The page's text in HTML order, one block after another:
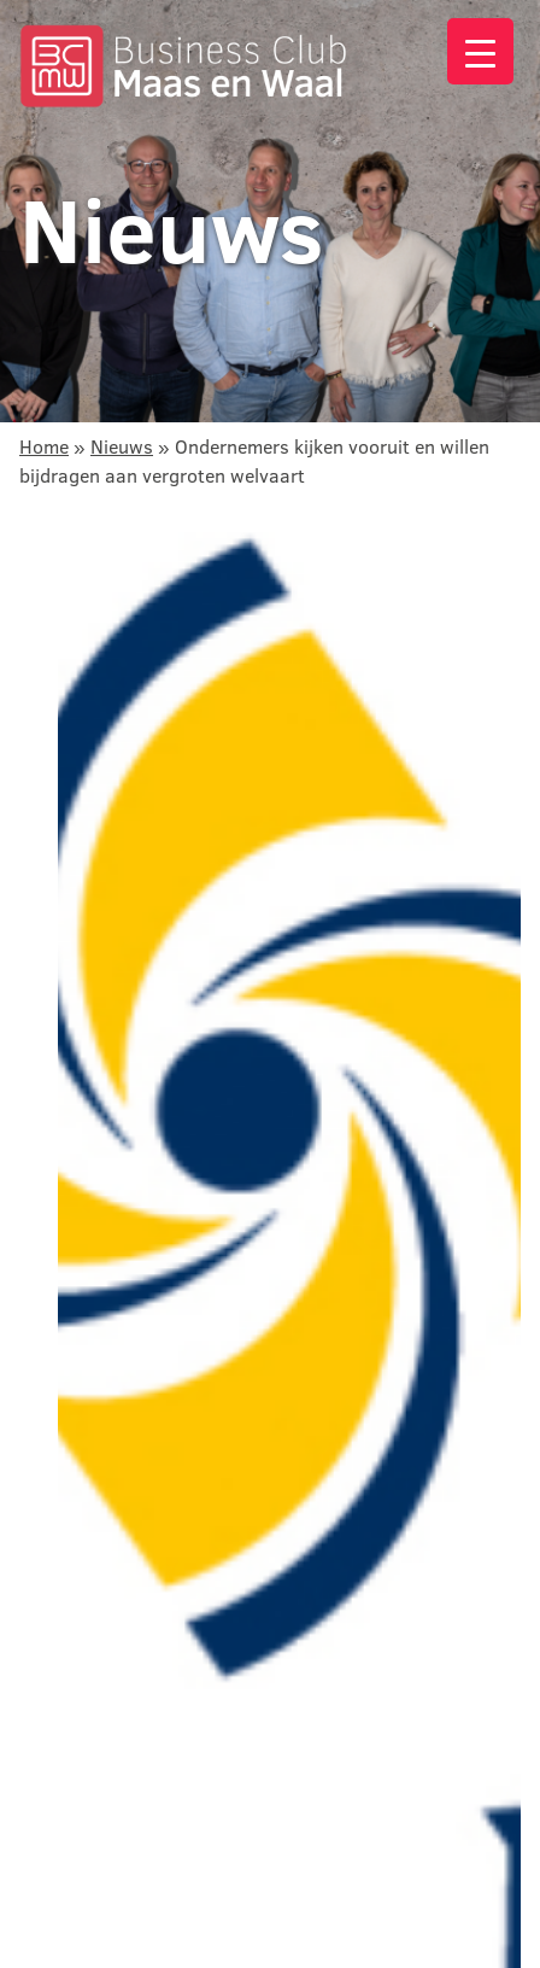
Nieuws
Home » Nieuws » Ondernemers kijken vooruit en willen
bijdragen aan vergroten welvaart